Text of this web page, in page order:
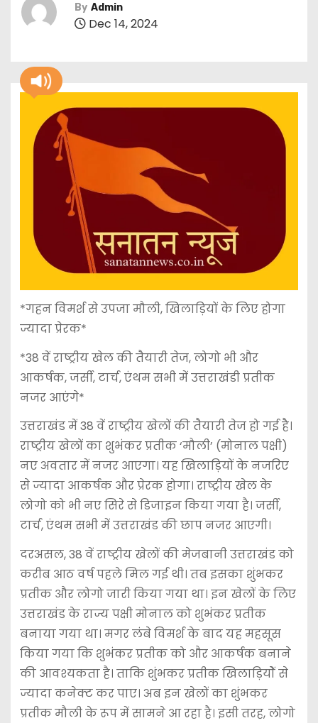
By Admin
Dec 14, 2024
*गहन विमर्श से उपजा मौली, खिलाड़ियों के लिए होगा
ज्यादा प्रेरक*
*38 वें राष्ट्रीय खेल की तैयारी तेज, लोगो भी और
आकर्षक, जर्सी, टार्च, एंथम सभी में उत्तराखंडी प्रतीक
नजर आएंगे*
उत्तराखंड में 38 वें राष्ट्रीय खेलों की तैयारी तेज हो गई है।
राष्ट्रीय खेलों का शुभंकर प्रतीक ‘मौली’ (मोनाल पक्षी)
नए अवतार में नजर आएगा। यह खिलाड़ियों के नजरिए
से ज्यादा आकर्षक और प्रेरक होगा। राष्ट्रीय खेल के
लोगो को भी नए सिरे से डिजाइन किया गया है। जर्सी,
टार्च, एंथम सभी में उत्तराखंड की छाप नजर आएगी।
दरअसल, 38 वें राष्ट्रीय खेलों की मेजबानी उत्तराखंड को
करीब आठ वर्ष पहले मिल गई थी। तब इसका शुंभकर
प्रतीक और लोगो जारी किया गया था। इन खेलों के लिए
उत्तराखंड के राज्य पक्षी मोनाल को शुभंकर प्रतीक
बनाया गया था। मगर लंबे विमर्श के बाद यह महसूस
किया गया कि शुभंकर प्रतीक को और आकर्षक बनाने
की आवश्यकता है। ताकि शुंभकर प्रतीक खिलाड़ियोें से
ज्यादा कनेक्ट कर पाए। अब इन खेलों का शुंभकर
प्रतीक मौली के रूप में सामने आ रहा है। इसी तरह, लोगो